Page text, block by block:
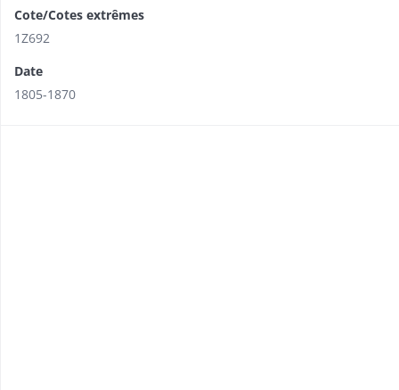
Cote/Cotes extrêmes
1Z692
Date
1805-1870